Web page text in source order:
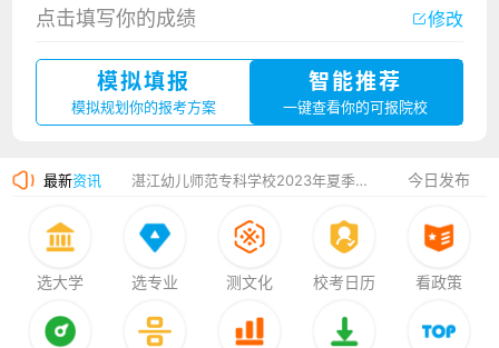
点击填写你的成绩 修改
模拟填报
模拟规划你的报考方案
智能推荐
一键查看你的可报院校
最新资讯
厦门大学嘉庚学院2023年艺术类招生简章
湛江幼儿师范专科学校2023年夏季高考招生简章
香港中文大学（深圳）2023年夏季高考招生简章
今日发布
选大学 选专业 测文化 校考日历 看政策